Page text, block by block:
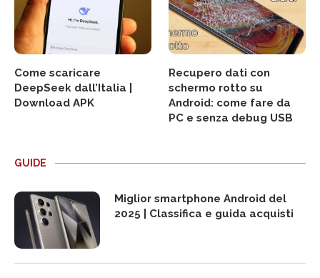
Come scaricare
DeepSeek dall’Italia |
Download APK
Recupero dati con
schermo rotto su
Android: come fare da
PC e senza debug USB
GUIDE
Miglior smartphone Android del
2025 | Classifica e guida acquisti